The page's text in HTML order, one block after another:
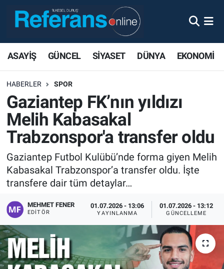
ASAYİŞ GÜNCEL SİYASET DÜNYA EKONOMİ
HABERLER SPOR
Gaziantep FK’nın yıldızı
Melih Kabasakal
Trabzonspor'a transfer oldu
Gaziantep Futbol Kulübü’nde forma giyen Melih
Kabasakal Trabzonspor’a transfer oldu. İşte
transfere dair tüm detaylar…
MEHMET FENER
EDITÖR
01.07.2026 - 13:06
YAYINLANMA
01.07.2026 - 13:12
GÜNCELLEME